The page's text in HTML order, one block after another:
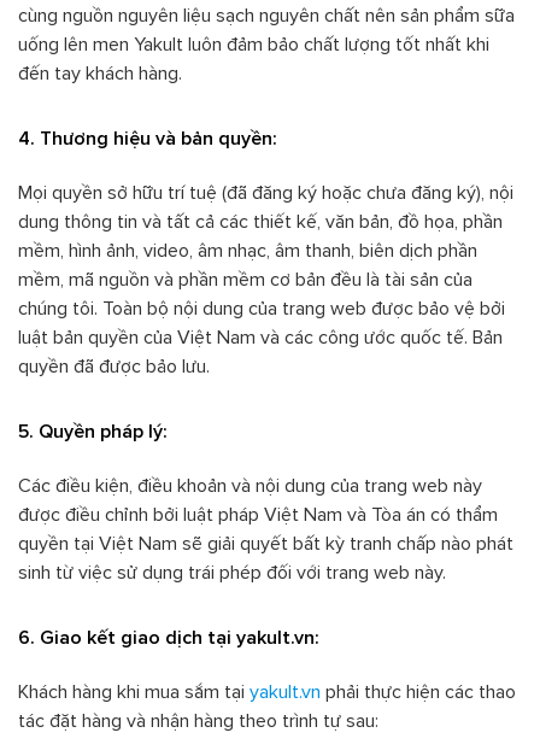
cùng nguồn nguyên liệu sạch nguyên chất nên sản phẩm sữa
uống lên men Yakult luôn đảm bảo chất lượng tốt nhất khi
đến tay khách hàng.
4. Thương hiệu và bản quyền:
Mọi quyền sở hữu trí tuệ (đã đăng ký hoặc chưa đăng ký), nội
dung thông tin và tất cả các thiết kế, văn bản, đồ họa, phần
mềm, hình ảnh, video, âm nhạc, âm thanh, biên dịch phần
mềm, mã nguồn và phần mềm cơ bản đều là tài sản của
chúng tôi. Toàn bộ nội dung của trang web được bảo vệ bởi
luật bản quyền của Việt Nam và các công ước quốc tế. Bản
quyền đã được bảo lưu.
5. Quyền pháp lý:
Các điều kiện, điều khoản và nội dung của trang web này
được điều chỉnh bởi luật pháp Việt Nam và Tòa án có thẩm
quyền tại Việt Nam sẽ giải quyết bất kỳ tranh chấp nào phát
sinh từ việc sử dụng trái phép đối với trang web này.
6. Giao kết giao dịch tại yakult.vn:
Khách hàng khi mua sắm tại yakult.vn phải thực hiện các thao
tác đặt hàng và nhận hàng theo trình tự sau: